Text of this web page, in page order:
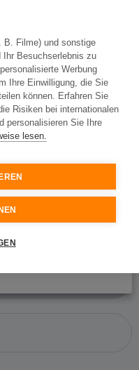
ist.
B. Filme) und sonstige
Ihr Besuchserlebnis zu
Werbung
Ihre Einwilligung, die Sie
können. Erfahren Sie
Risiken bei internationalen
personalisieren Sie Ihre
lesen.